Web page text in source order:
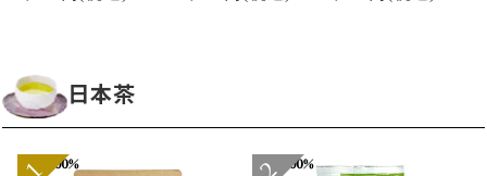
日本茶